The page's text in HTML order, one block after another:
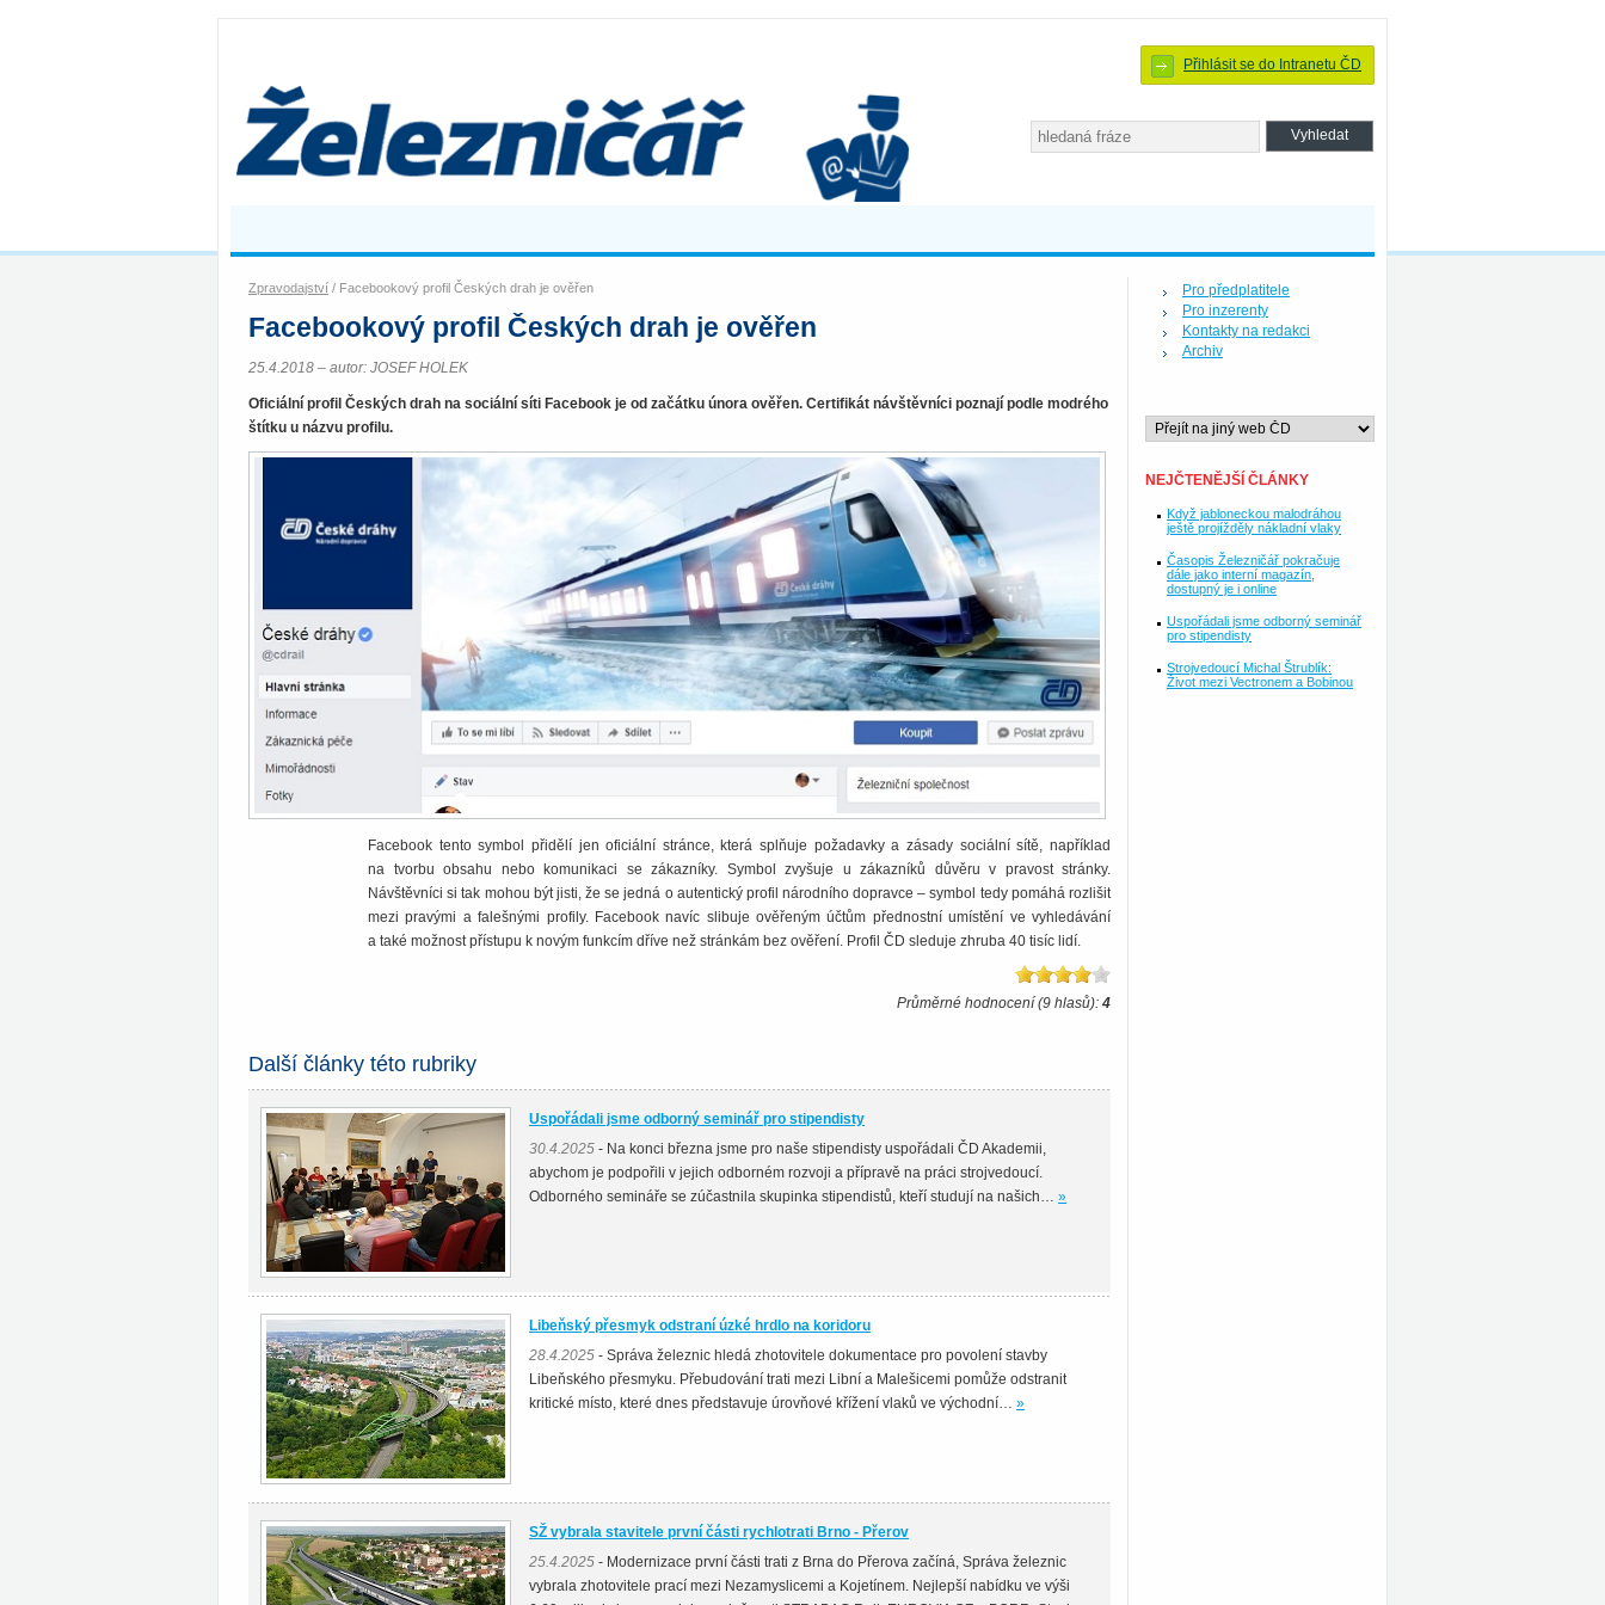
Přihlásit se do Intranetu ČD
Zpravodajství / Facebookový profil Českých drah je ověřen
Facebookový profil Českých drah je ověřen
25.4.2018 – autor: JOSEF HOLEK
Oficiální profil Českých drah na sociální síti Facebook je od začátku února ověřen. Certifikát návštěvníci poznají podle modrého
štítku u názvu profilu.
Facebook tento symbol přidělí jen oficiální stránce, která splňuje požadavky a zásady sociální sítě, například
na tvorbu obsahu nebo komunikaci se zákazníky. Symbol zvyšuje u zákazníků důvěru v pravost stránky.
Návštěvníci si tak mohou být jisti, že se jedná o autentický profil národního dopravce – symbol tedy pomáhá rozlišit
mezi pravými a falešnými profily. Facebook navíc slibuje ověřeným účtům přednostní umístění ve vyhledávání
a také možnost přístupu k novým funkcím dříve než stránkám bez ověření. Profil ČD sleduje zhruba 40 tisíc lidí.
Průměrné hodnocení (9 hlasů): 4
Další články této rubriky
Uspořádali jsme odborný seminář pro stipendisty
30.4.2025 - Na konci března jsme pro naše stipendisty uspořádali ČD Akademii,
abychom je podpořili v jejich odborném rozvoji a přípravě na práci strojvedoucí.
Odborného semináře se zúčastnila skupinka stipendistů, kteří studují na našich… »
Libeňský přesmyk odstraní úzké hrdlo na koridoru
28.4.2025 - Správa železnic hledá zhotovitele dokumentace pro povolení stavby
Libeňského přesmyku. Přebudování trati mezi Libní a Malešicemi pomůže odstranit
kritické místo, které dnes představuje úrovňové křížení vlaků ve východní… »
SŽ vybrala stavitele první části rychlotrati Brno - Přerov
25.4.2025 - Modernizace první části trati z Brna do Přerova začíná, Správa železnic
vybrala zhotovitele prací mezi Nezamyslicemi a Kojetínem. Nejlepší nabídku ve výši
Pro předplatitele
Pro inzerenty
Kontakty na redakci
Archiv
NEJČTENĚJŠÍ ČLÁNKY
Když jabloneckou malodráhou
ještě projížděly nákladní vlaky
Časopis Železničář pokračuje
dále jako interní magazín,
dostupný je i online
Uspořádali jsme odborný seminář
pro stipendisty
Strojvedoucí Michal Štrublík:
Život mezi Vectronem a Bobinou